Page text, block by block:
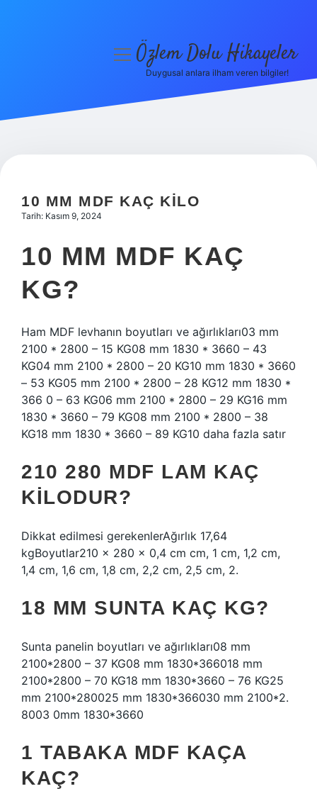
Hakkımızda
menüyüÖzlem Dolu Hikayeler
Duygusal anlara ilham veren bilgiler!
10 MM MDF KAÇ KILO
Tarih: Kasım 9, 2024
10 MM MDF KAÇ
KG?
Ham MDF levhanın boyutları ve ağırlıkları03 mm
2100 * 2800 – 15 KG08 mm 1830 * 3660 – 43
KG04 mm 2100 * 2800 – 20 KG10 mm 1830 * 3660
– 53 KG05 mm 2100 * 2800 – 28 KG12 mm 1830 *
366 0 – 63 KG06 mm 2100 * 2800 – 29 KG16 mm
1830 * 3660 – 79 KG08 mm 2100 * 2800 – 38
KG18 mm 1830 * 3660 – 89 KG10 daha fazla satır
210 280 MDF LAM KAÇ
KILODUR?
Dikkat edilmesi gerekenlerAğırlık 17,64
kgBoyutlar210 × 280 × 0,4 cm cm, 1 cm, 1,2 cm,
1,4 cm, 1,6 cm, 1,8 cm, 2,2 cm, 2,5 cm, 2.
18 MM SUNTA KAÇ KG?
Sunta panelin boyutları ve ağırlıkları08 mm
2100*2800 – 37 KG08 mm 1830*366018 mm
2100*2800 – 70 KG18 mm 1830*3660 – 76 KG25
mm 2100*280025 mm 1830*366030 mm 2100*2.
8003 0mm 1830*3660
1 TABAKA MDF KAÇA
KAÇ?